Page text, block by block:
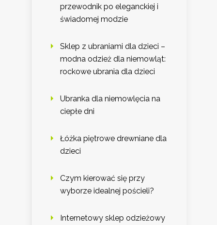
przewodnik po eleganckiej i
świadomej modzie
Sklep z ubraniami dla dzieci –
modna odzież dla niemowląt:
rockowe ubrania dla dzieci
Ubranka dla niemowlęcia na
ciepłe dni
Łóżka piętrowe drewniane dla
dzieci
Czym kierować się przy
wyborze idealnej pościeli?
Internetowy sklep odzieżowy